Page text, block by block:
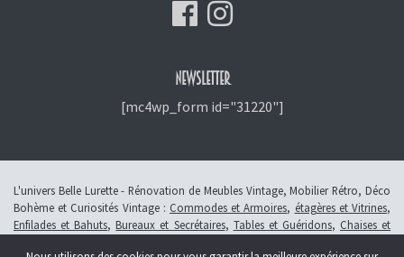
NEWSLETTER
[mc4wp_form id="31220"]
L'univers Belle Lurette - Rénovation de Meubles Vintage, Mobilier Rétro, Déco
Bohème et Curiosités Vintage : Commodes et Armoires, étagères et Vitrines,
Enfilades et Bahuts,Bureaux et Secrétaires, Tables et Guéridons, Chaises et